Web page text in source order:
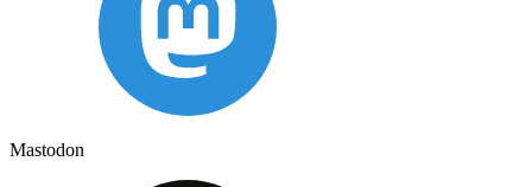
Mastodon